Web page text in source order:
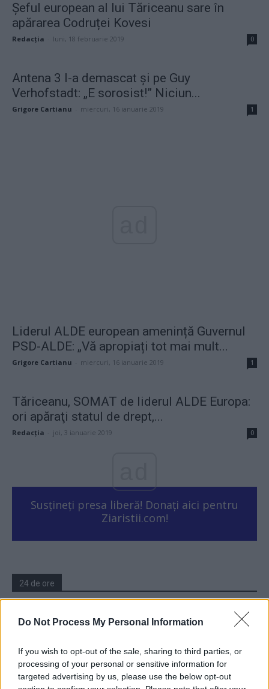
Do Not Process My Personal Information
If you wish to opt-out of the sale, sharing to third parties, or
processing of your personal or sensitive information for
targeted advertising by us, please use the below opt-out
Șeful european al lui Tăriceanu sare în
apărarea Codruței Kovesi
Redacţia luni, 18 februarie 2019 0
Antena 3 l-a demascat și pe Guy
Verhofstadt: „E sorosist!” Niciun...
Grigore Cartianu miercuri, 16 ianuarie 2019 1
Liderul ALDE european amenință Guvernul
PSD-ALDE: „Vă apropiați tot mai mult...
Grigore Cartianu miercuri, 16 ianuarie 2019 1
Tăriceanu, SOMAT de liderul ALDE Europa:
ori apăraţi statul de drept,...
Redacţia joi, 3 ianuarie 2019 0
Susțineți presa liberă! Donați aici pentru
Ziaristii.com!
24 de ore
19.06 A doua operațiune obscenă a DIICOT în această
vară, după ”cazul...